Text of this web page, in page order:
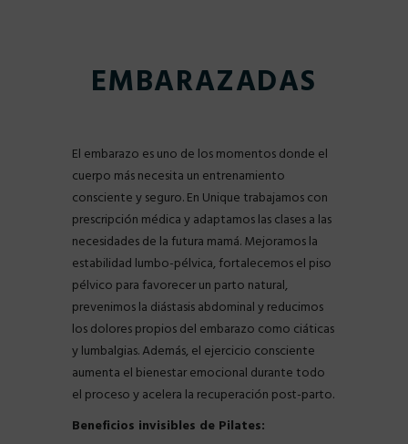
EMBARAZADAS
El embarazo es uno de los momentos donde el
cuerpo más necesita un entrenamiento
consciente y seguro. En Unique trabajamos con
prescripción médica y adaptamos las clases a las
necesidades de la futura mamá. Mejoramos la
estabilidad lumbo-pélvica, fortalecemos el piso
pélvico para favorecer un parto natural,
prevenimos la diástasis abdominal y reducimos
los dolores propios del embarazo como ciáticas
y lumbalgias. Además, el ejercicio consciente
aumenta el bienestar emocional durante todo
el proceso y acelera la recuperación post-parto.
Beneficios invisibles de Pilates: